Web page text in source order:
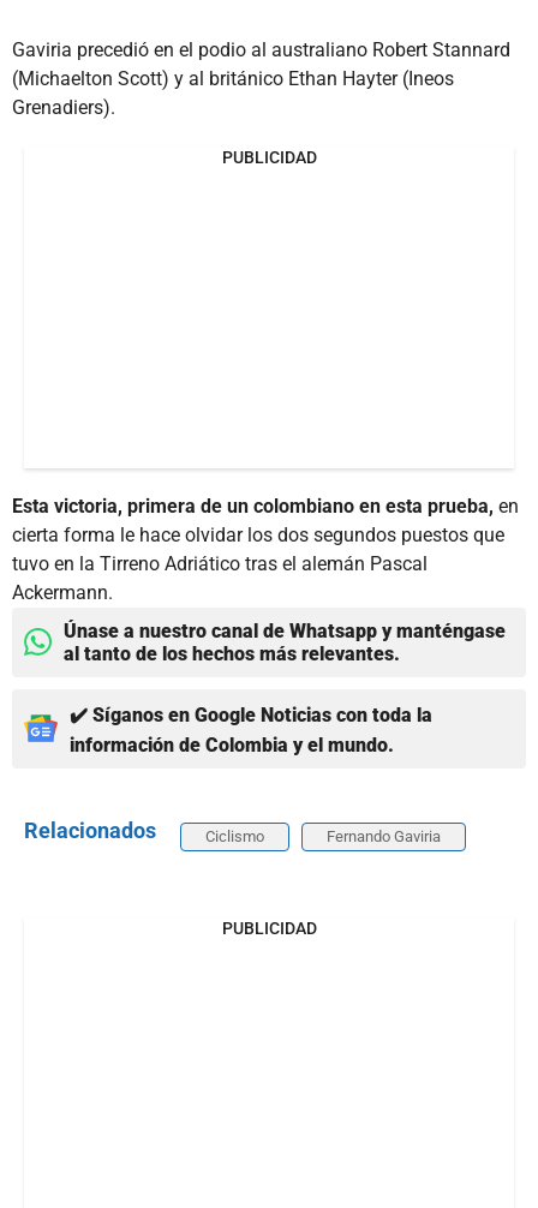
Gaviria precedió en el podio al australiano Robert Stannard
(Michaelton Scott) y al británico Ethan Hayter (Ineos
Grenadiers).
PUBLICIDAD
Esta victoria, primera de un colombiano en esta prueba, en
cierta forma le hace olvidar los dos segundos puestos que
tuvo en la Tirreno Adriático tras el alemán Pascal
Ackermann.
Únase a nuestro canal de Whatsapp y manténgase
al tanto de los hechos más relevantes.
✔️ Síganos en Google Noticias con toda la
información de Colombia y el mundo.
Relacionados Ciclismo Fernando Gaviria
PUBLICIDAD